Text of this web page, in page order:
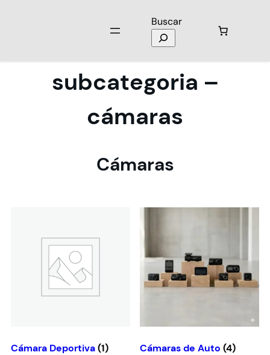
Buscar
subcategoria –
cámaras
Cámaras
Cámara Deportiva(1) Cámaras de Auto(4)